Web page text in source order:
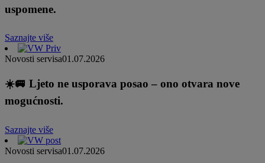
uspomene.
Saznajte više
Novosti servisa01.07.2026
☀️🚐 Ljeto ne usporava posao – ono otvara nove
mogućnosti.
Saznajte više
Novosti servisa01.07.2026